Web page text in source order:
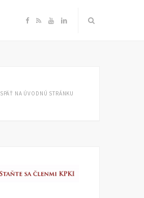
F
e
o
R Y
T
e
L
k
I
SPÄŤ NA ÚVODNÚ STRÁNKU